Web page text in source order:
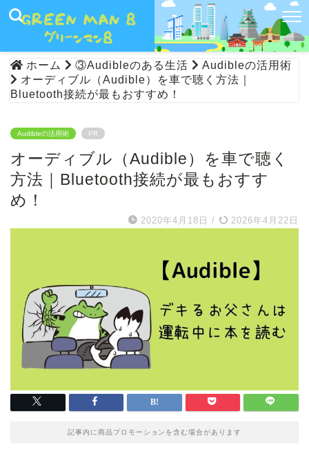
ホーム ③Audibleのある生活
Audibleの活用術
オーディブル（Audible）を車で聴く方法｜
Bluetooth接続が最もおすすめ！
Audibleの活用術 PR
オーディブル（Audible）を車で聴く
方法｜Bluetooth接続が最もおすす
め！
2020年4月18日 / 2026年4月22日
記事内に商品プロモーションを含む場合があります